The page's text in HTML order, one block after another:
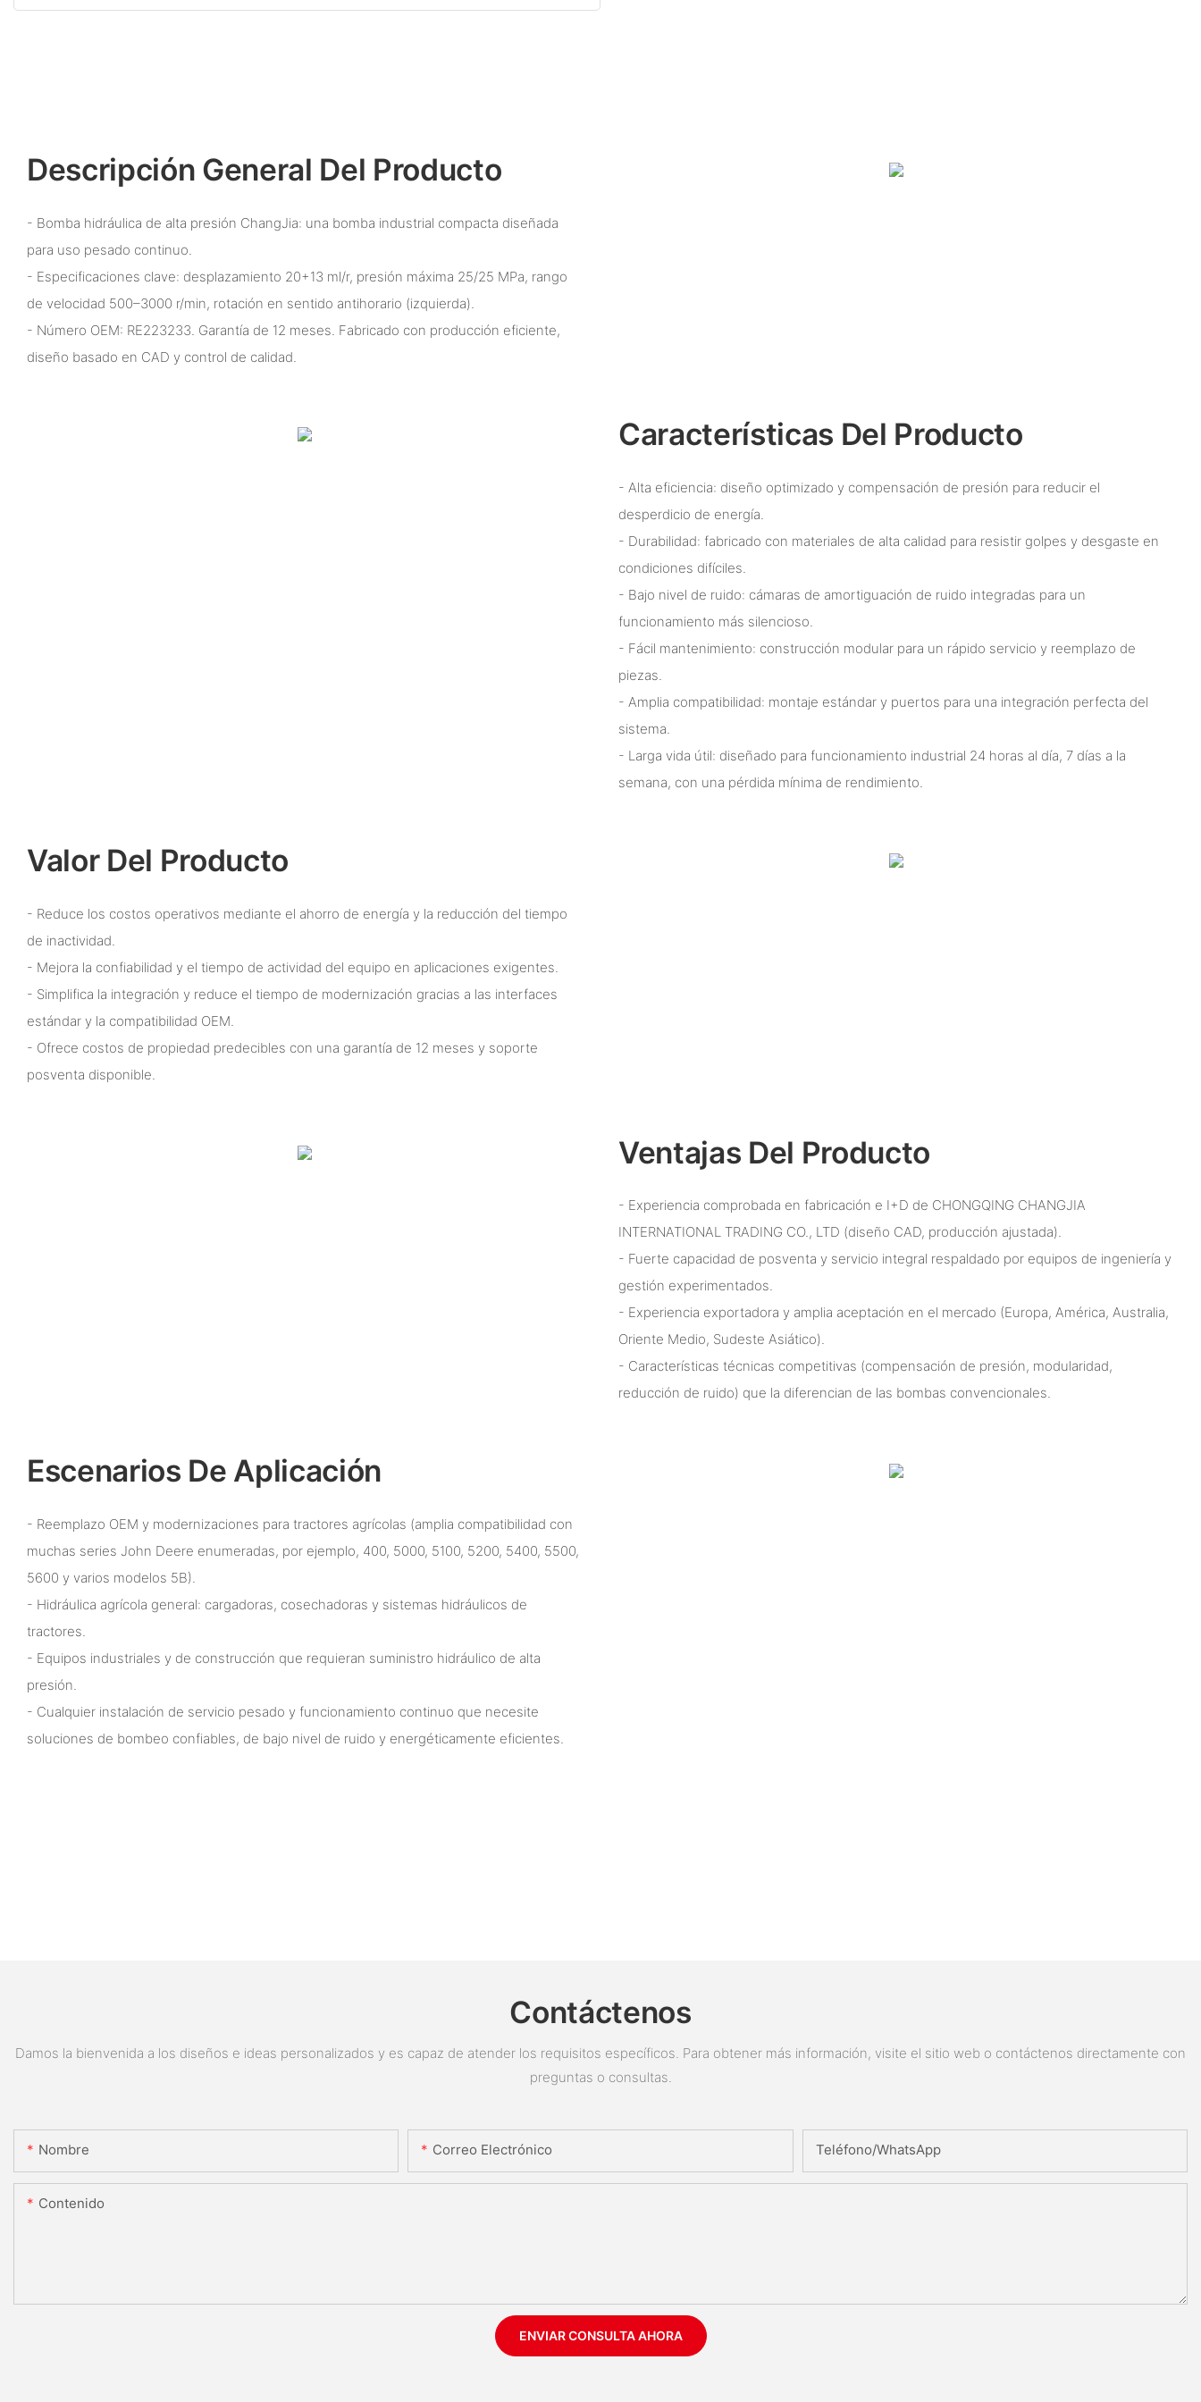
Descripción General Del Producto
- Bomba hidráulica de alta presión ChangJia: una bomba industrial compacta diseñada
para uso pesado continuo.
- Especificaciones clave: desplazamiento 20+13 ml/r, presión máxima 25/25 MPa, rango
de velocidad 500–3000 r/min, rotación en sentido antihorario (izquierda).
- Número OEM: RE223233. Garantía de 12 meses. Fabricado con producción eficiente,
diseño basado en CAD y control de calidad.
Características Del Producto
- Alta eficiencia: diseño optimizado y compensación de presión para reducir el
desperdicio de energía.
- Durabilidad: fabricado con materiales de alta calidad para resistir golpes y desgaste en
condiciones difíciles.
- Bajo nivel de ruido: cámaras de amortiguación de ruido integradas para un
funcionamiento más silencioso.
- Fácil mantenimiento: construcción modular para un rápido servicio y reemplazo de
piezas.
- Amplia compatibilidad: montaje estándar y puertos para una integración perfecta del
sistema.
- Larga vida útil: diseñado para funcionamiento industrial 24 horas al día, 7 días a la
semana, con una pérdida mínima de rendimiento.
Valor Del Producto
- Reduce los costos operativos mediante el ahorro de energía y la reducción del tiempo
de inactividad.
- Mejora la confiabilidad y el tiempo de actividad del equipo en aplicaciones exigentes.
- Simplifica la integración y reduce el tiempo de modernización gracias a las interfaces
estándar y la compatibilidad OEM.
- Ofrece costos de propiedad predecibles con una garantía de 12 meses y soporte
posventa disponible.
Ventajas Del Producto
- Experiencia comprobada en fabricación e I+D de CHONGQING CHANGJIA
INTERNATIONAL TRADING CO., LTD (diseño CAD, producción ajustada).
- Fuerte capacidad de posventa y servicio integral respaldado por equipos de ingeniería y
gestión experimentados.
- Experiencia exportadora y amplia aceptación en el mercado (Europa, América, Australia,
Oriente Medio, Sudeste Asiático).
- Características técnicas competitivas (compensación de presión, modularidad,
reducción de ruido) que la diferencian de las bombas convencionales.
Escenarios De Aplicación
- Reemplazo OEM y modernizaciones para tractores agrícolas (amplia compatibilidad con
muchas series John Deere enumeradas, por ejemplo, 400, 5000, 5100, 5200, 5400, 5500,
5600 y varios modelos 5B).
- Hidráulica agrícola general: cargadoras, cosechadoras y sistemas hidráulicos de
tractores.
- Equipos industriales y de construcción que requieran suministro hidráulico de alta
presión.
- Cualquier instalación de servicio pesado y funcionamiento continuo que necesite
soluciones de bombeo confiables, de bajo nivel de ruido y energéticamente eficientes.
Contáctenos
Damos la bienvenida a los diseños e ideas personalizados y es capaz de atender los requisitos específicos. Para obtener más información, visite el sitio web o contáctenos directamente con
preguntas o consultas.
Nombre Correo Electrónico Teléfono/WhatsApp
Contenido
ENVIAR CONSULTA AHORA